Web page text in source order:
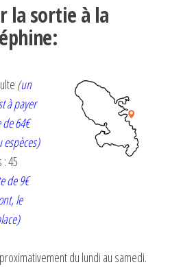
la sortie à la
(un
à payer
64€
espèces)
45
de 9€
le
du lundi au samedi.